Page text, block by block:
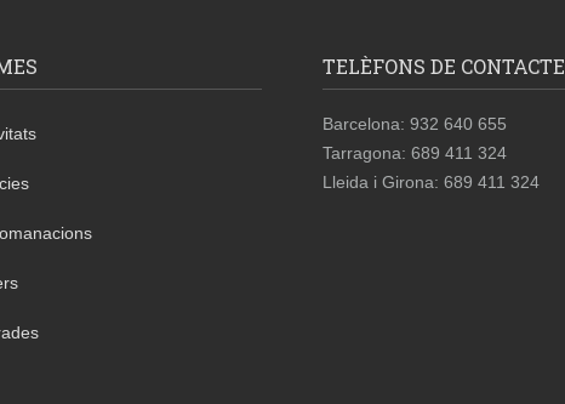
TELÈFONS DE CONTACTE
Barcelona: 932 640 655
Tarragona: 689 411 324
Lleida i Girona: 689 411 324